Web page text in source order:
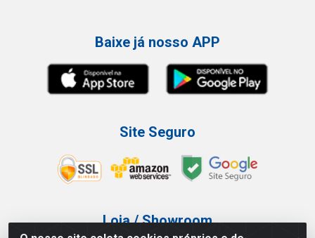
Baixe já nosso APP
Site Seguro
Loja / Showroom